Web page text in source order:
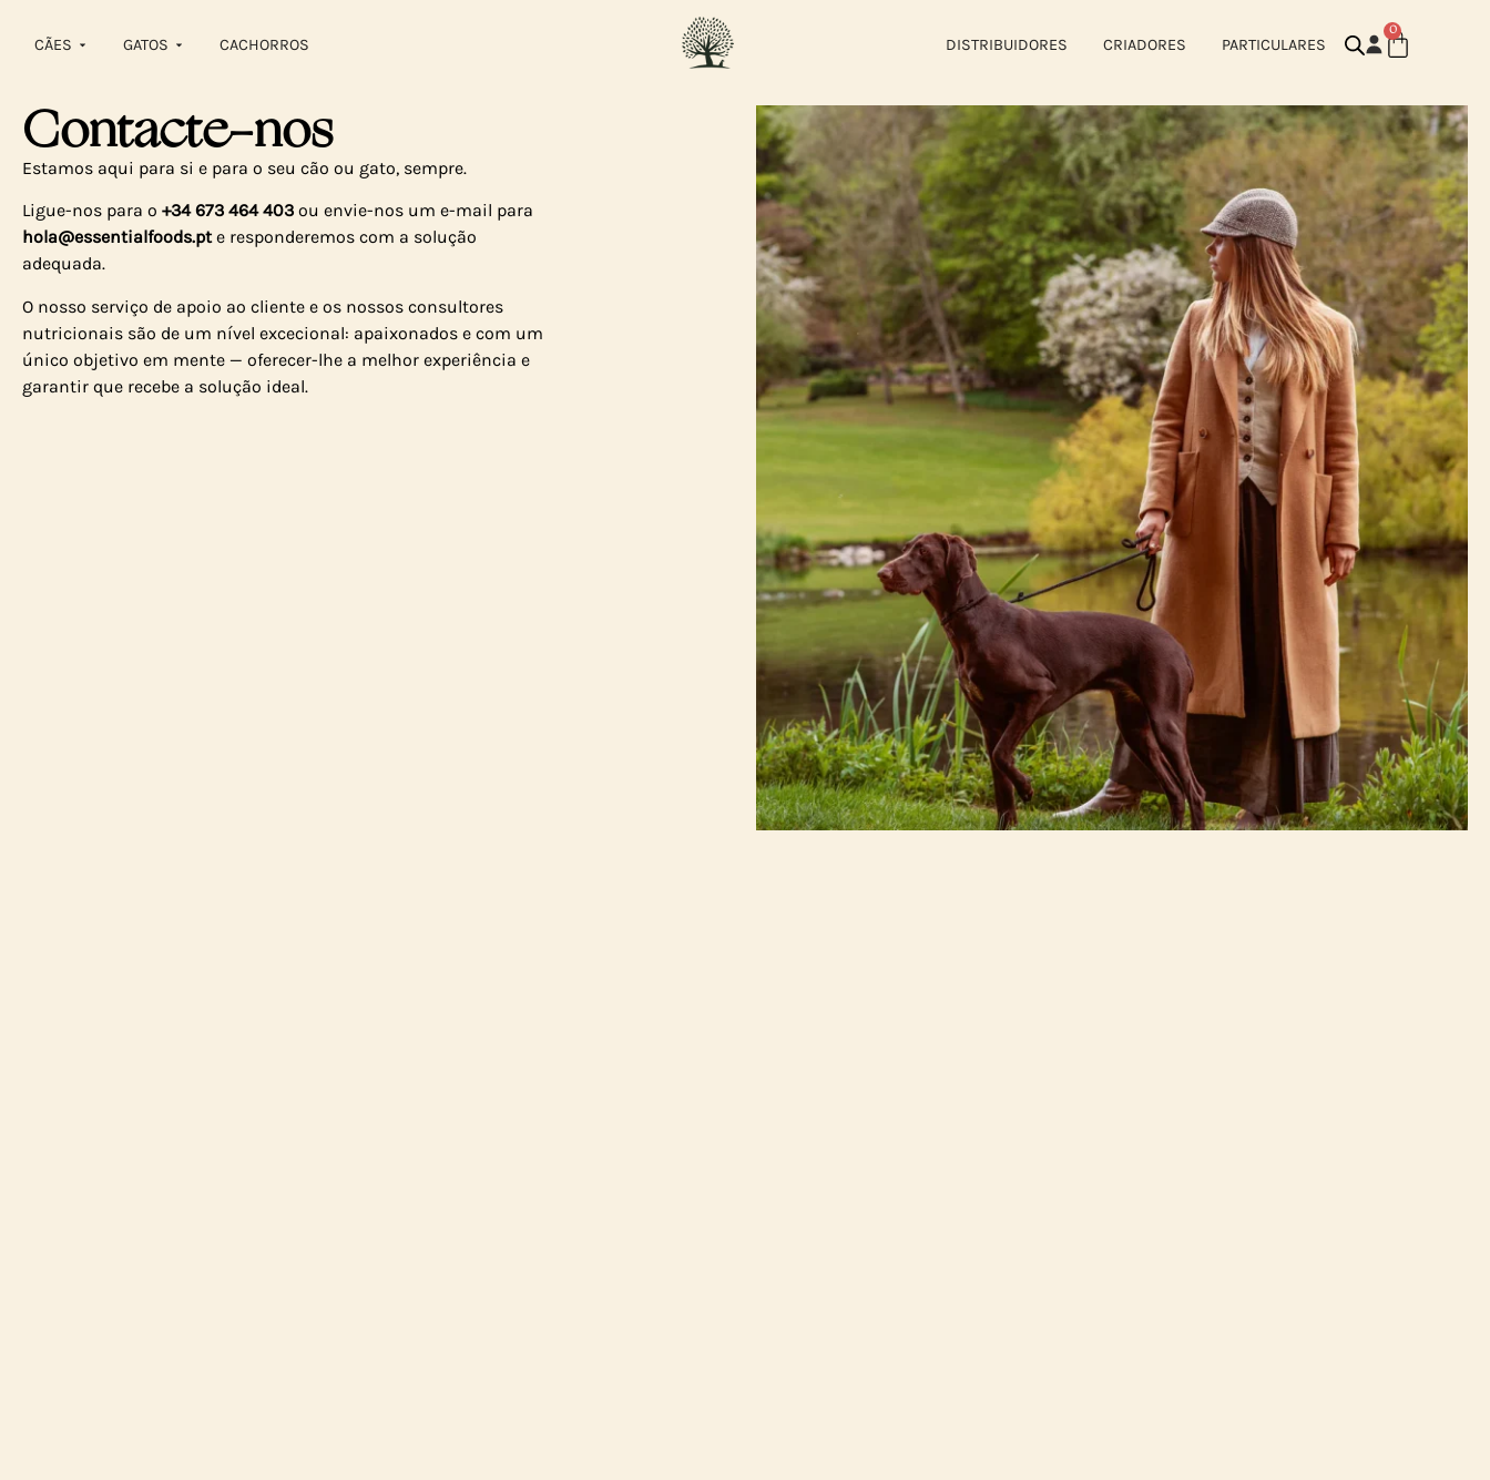
CÃES GATOS CACHORROS DISTRIBUIDORES CRIADORES PARTICULARES
0
Contacte-nos
Estamos aqui para si e para o seu cão ou gato, sempre.
Ligue-nos para o +34 673 464 403 ou envie-nos um e-mail para
hola@essentialfoods.pte responderemos com a solução
adequada.
O nosso serviço de apoio ao cliente e os nossos consultores
nutricionais são de um nível excecional: apaixonados e com um
único objetivo em mente — oferecer-lhe a melhor experiência e
garantir que recebe a solução ideal.